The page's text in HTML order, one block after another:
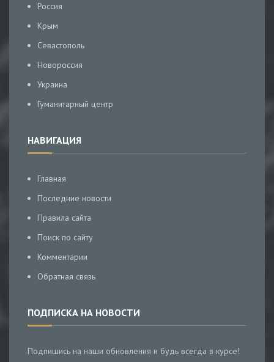
Россия
Крым
Севастополь
Новороссия
Украина
Гуманитарный центр
НАВИГАЦИЯ
Главная
Последние новости
Правила сайта
Поиск по сайту
Комментарии
Обратная связь
ПОДПИСКА НА НОВОСТИ
Подпишись на наши обновления и будь всегда в курсе!